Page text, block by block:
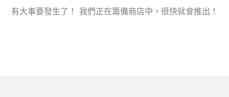
有大事要發生了！ 我們正在籌備商店中，很快就會推出！